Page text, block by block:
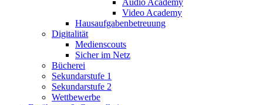
Audio Academy
Video Academy
Hausaufgabenbetreuung
Digitalität
Medienscouts
Sicher im Netz
Bücherei
Sekundarstufe 1
Sekundarstufe 2
Wettbewerbe